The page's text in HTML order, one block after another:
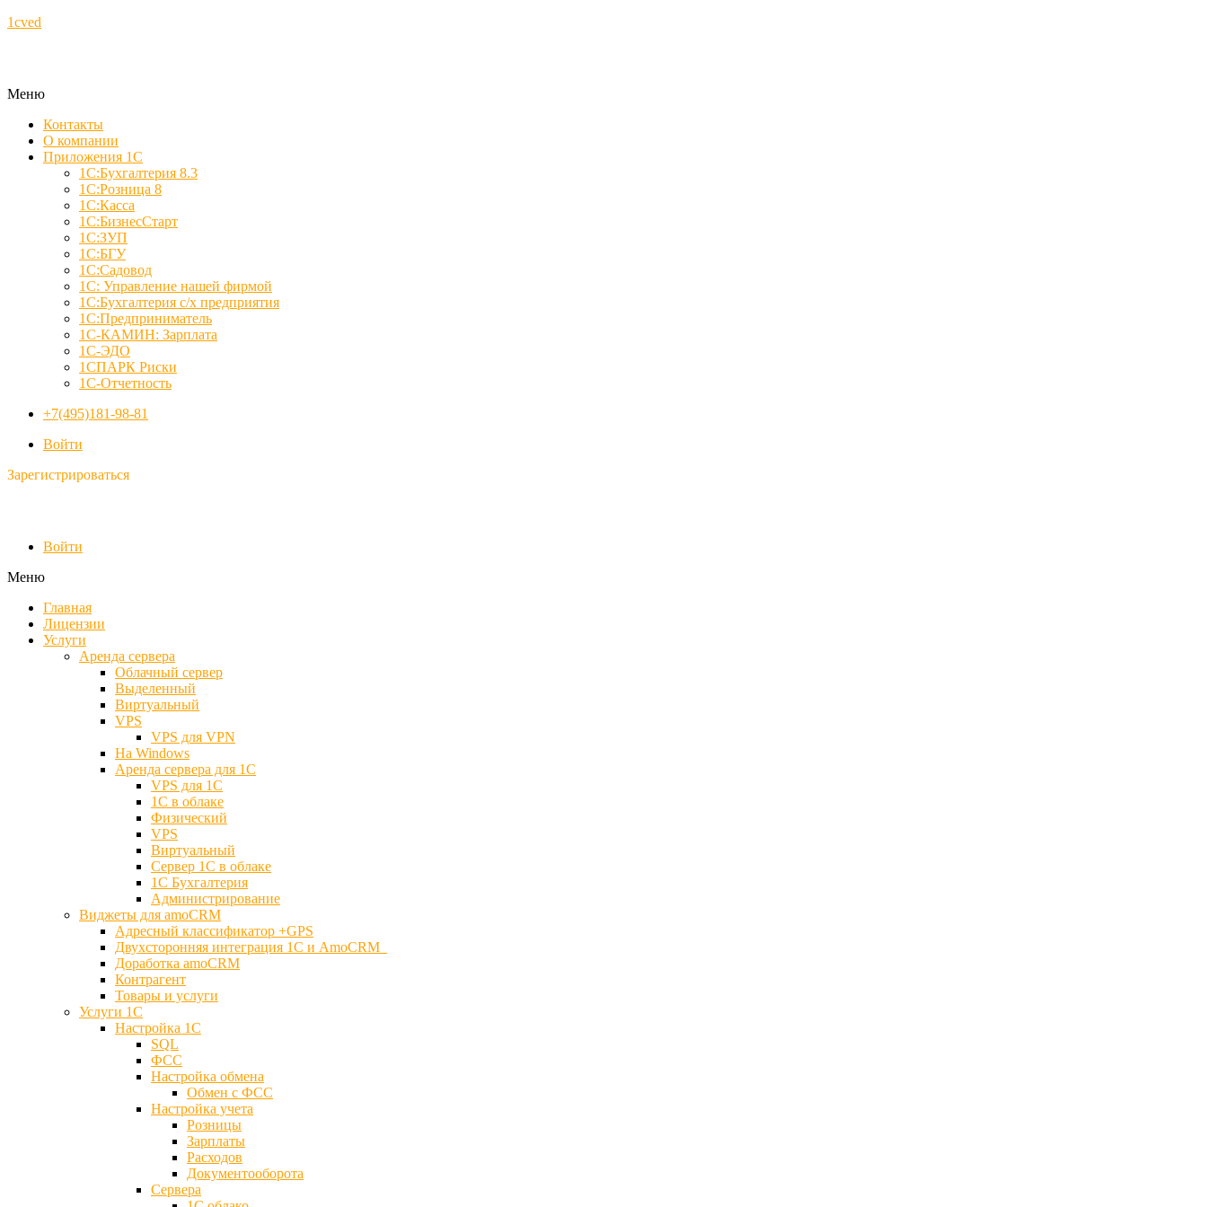
1cved
Меню
Контакты
О компании
Приложения 1С
1С:Бухгалтерия 8.3
1С:Розница 8
1С:Касса
1С:БизнесСтарт
1С:ЗУП
1С:БГУ
1С:Садовод
1С: Управление нашей фирмой
1С:Бухгалтерия с/х предприятия
1С:Предприниматель
1С-КАМИН: Зарплата
1С-ЭДО
1СПАРК Риски
1С-Отчетность
+7(495)181-98-81
Войти
Зарегистрироваться
Войти
Меню
Главная
Лицензии
Услуги
Аренда сервера
Облачный сервер
Выделенный
Виртуальный
VPS
VPS для VPN
На Windows
Аренда сервера для 1С
VPS для 1С
1С в облаке
Физический
VPS
Виртуальный
Сервер 1С в облаке
1С Бухгалтерия
Администрирование
Виджеты для amoCRM
Адресный классификатор +GPS
Двухсторонняя интеграция 1С и AmoCRM
Доработка amoCRM
Контрагент
Товары и услуги
Услуги 1С
Настройка 1С
SQL
ФСС
Настройка обмена
Обмен с ФСС
Настройка учета
Розницы
Зарплаты
Расходов
Документооборота
Сервера